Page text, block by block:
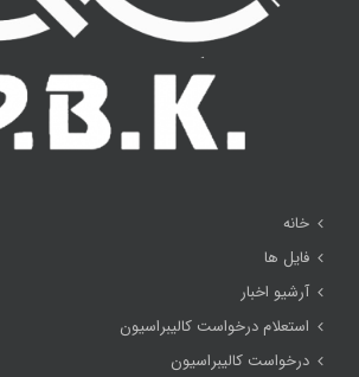
خانه
فایل ها
آرشیو اخبار
استعلام درخواست کالیبراسیون
درخواست کالیبراسیون